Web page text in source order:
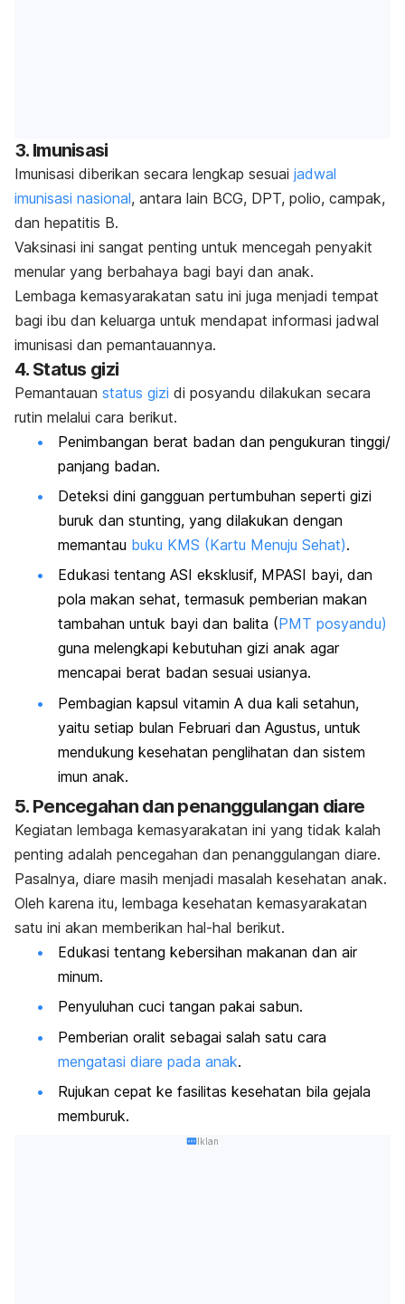
3. Imunisasi
Imunisasi diberikan secara lengkap sesuai jadwal
imunisasi nasional, antara lain BCG, DPT, polio, campak,
dan hepatitis B.
Vaksinasi ini sangat penting untuk mencegah penyakit
menular yang berbahaya bagi bayi dan anak.
Lembaga kemasyarakatan satu ini juga menjadi tempat
bagi ibu dan keluarga untuk mendapat informasi jadwal
imunisasi dan pemantauannya.
4. Status gizi
Pemantauan status gizi di posyandu dilakukan secara
rutin melalui cara berikut.
Penimbangan berat badan dan pengukuran tinggi/
panjang badan.
Deteksi dini gangguan pertumbuhan seperti gizi
buruk dan stunting, yang dilakukan dengan
memantau buku KMS (Kartu Menuju Sehat).
Edukasi tentang ASI eksklusif, MPASI bayi, dan
pola makan sehat, termasuk pemberian makan
tambahan untuk bayi dan balita (PMT posyandu)
guna melengkapi kebutuhan gizi anak agar
mencapai berat badan sesuai usianya.
Pembagian kapsul vitamin A dua kali setahun,
yaitu setiap bulan Februari dan Agustus, untuk
mendukung kesehatan penglihatan dan sistem
imun anak.
5. Pencegahan dan penanggulangan diare
Kegiatan lembaga kemasyarakatan ini yang tidak kalah
penting adalah pencegahan dan penanggulangan diare.
Pasalnya, diare masih menjadi masalah kesehatan anak.
Oleh karena itu, lembaga kesehatan kemasyarakatan
satu ini akan memberikan hal-hal berikut.
Edukasi tentang kebersihan makanan dan air
minum.
Penyuluhan cuci tangan pakai sabun.
Pemberian oralit sebagai salah satu cara
mengatasi diare pada anak.
Rujukan cepat ke fasilitas kesehatan bila gejala
memburuk.
Iklan